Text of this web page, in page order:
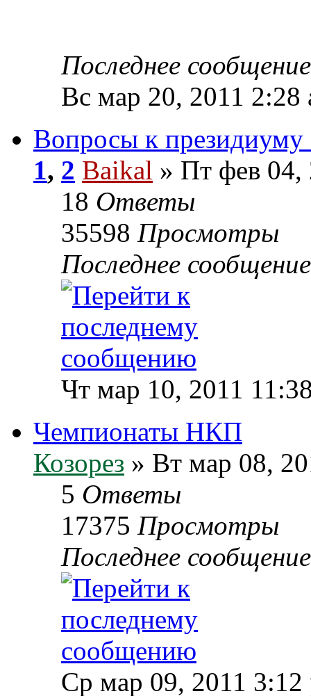
Последнее
Вс мар 20, 2011 2:28
Вопросы к
1, 2 Baikal » Пт фев 04,
18 Ответы
35598 Просмотры
Последнее
Чт мар 10, 2011
Чемпионаты НКП
Козорез » Вт мар 08,
5 Ответы
17375 Просмотры
Последнее
Ср мар 09, 2011 3:12